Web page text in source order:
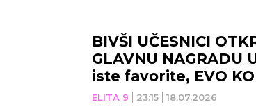
ELITA 9 23:15 18.07.2026
BIVŠI UČESNICI
GLAVNU NAGRADU
iste favorite, EVO
osećate.